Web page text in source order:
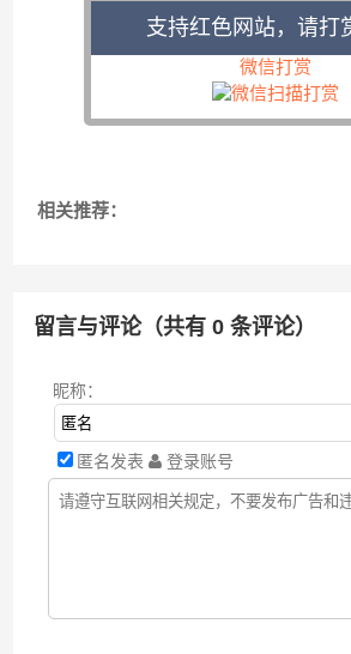
支持红色网站，请打
微信打赏
相关推荐：
留言与评论（共有0 条评论）
昵称：
匿名发表 登录账号